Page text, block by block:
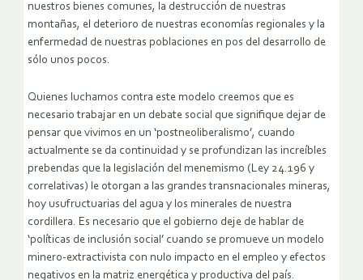
nuestros bienes comunes, la destrucción de nuestras
montañas, el deterioro de nuestras economías regionales y la
enfermedad de nuestras poblaciones en pos del desarrollo de
sólo unos pocos.
Quienes luchamos contra este modelo creemos que es
necesario trabajar en un debate social que signifique dejar de
pensar que vivimos en un ‘postneoliberalismo’, cuando
actualmente se da continuidad y se profundizan las increíbles
prebendas que la legislación del menemismo (Ley 24.196 y
correlativas) le otorgan a las grandes transnacionales mineras,
hoy usufructuarias del agua y los minerales de nuestra
cordillera. Es necesario que el gobierno deje de hablar de
‘políticas de inclusión social’ cuando se promueve un modelo
minero-extractivista con nulo impacto en el empleo y efectos
negativos en la matriz energética y productiva del país.